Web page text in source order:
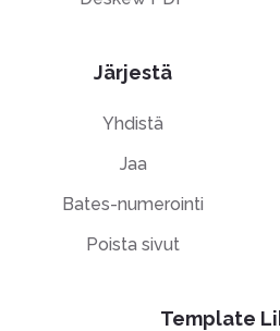
Järjestä
Yhdistä
Jaa
Bates-numerointi
Poista sivut
Template